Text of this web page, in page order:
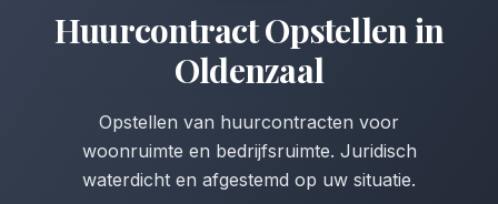
Huurcontract Opstellenin
Oldenzaal
Opstellen van huurcontracten voor
woonruimte en bedrijfsruimte. Juridisch
waterdicht en afgestemd op uw situatie.